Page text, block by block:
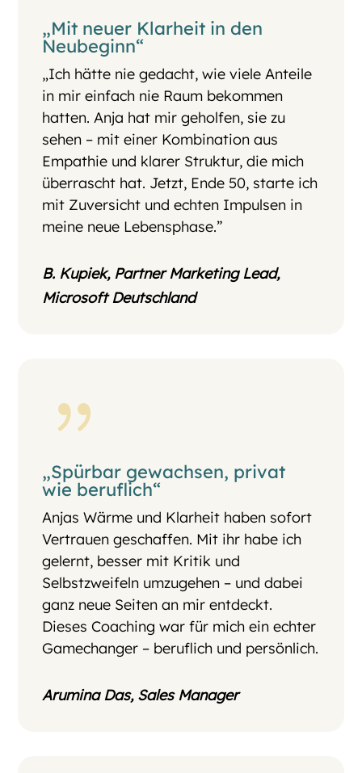
„Mit neuer Klarheit in den
Neubeginn“
„Ich hätte nie gedacht, wie viele Anteile
in mir einfach nie Raum bekommen
hatten. Anja hat mir geholfen, sie zu
sehen – mit einer Kombination aus
Empathie und klarer Struktur, die mich
überrascht hat. Jetzt, Ende 50, starte ich
mit Zuversicht und echten Impulsen in
meine neue Lebensphase.”
B. Kupiek, Partner Marketing Lead,
Microsoft Deutschland
{
„Spürbar gewachsen, privat
wie beruflich“
Anjas Wärme und Klarheit haben sofort
Vertrauen geschaffen. Mit ihr habe ich
gelernt, besser mit Kritik und
Selbstzweifeln umzugehen – und dabei
ganz neue Seiten an mir entdeckt.
Dieses Coaching war für mich ein echter
Gamechanger – beruflich und persönlich.
Arumina Das, Sales Manager